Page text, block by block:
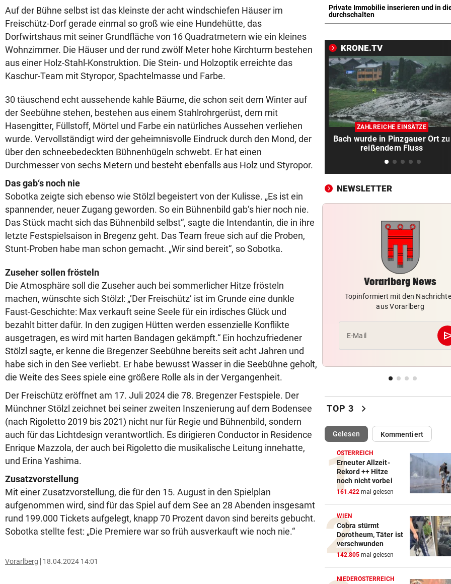
Auf der Bühne selbst ist das kleinste der acht windschiefen Häuser im
Freischütz-Dorf gerade einmal so groß wie eine Hundehütte, das
Dorfwirtshaus mit seiner Grundfläche von 16 Quadratmetern wie ein kleines
Wohnzimmer. Die Häuser und der rund zwölf Meter hohe Kirchturm bestehen
aus einer Holz-Stahl-Konstruktion. Die Stein- und Holzoptik erreichte das
Kaschur-Team mit Styropor, Spachtelmasse und Farbe.
30 täuschend echt aussehende kahle Bäume, die schon seit dem Winter auf
der Seebühne stehen, bestehen aus einem Stahlrohrgerüst, dem mit
Hasengitter, Füllstoff, Mörtel und Farbe ein natürliches Aussehen verliehen
wurde. Vervollständigt wird der geheimnisvolle Eindruck durch den Mond, der
über den schneebedeckten Bühnenhügeln schwebt. Er hat einen
Durchmesser von sechs Metern und besteht ebenfalls aus Holz und Styropor.
Das gab‘s noch nie
Sobotka zeigte sich ebenso wie Stölzl begeistert von der Kulisse. „Es ist ein
spannender, neuer Zugang geworden. So ein Bühnenbild gab‘s hier noch nie.
Das Stück macht sich das Bühnenbild selbst“, sagte die Intendantin, die in ihre
letzte Festspielsaison in Bregenz geht. Das Team freue sich auf die Proben,
Stunt-Proben habe man schon gemacht. „Wir sind bereit“, so Sobotka.
Zuseher sollen frösteln
Die Atmosphäre soll die Zuseher auch bei sommerlicher Hitze frösteln
machen, wünschte sich Stölzl: „‘Der Freischütz‘ ist im Grunde eine dunkle
Faust-Geschichte: Max verkauft seine Seele für ein irdisches Glück und
bezahlt bitter dafür. In den zugigen Hütten werden essenzielle Konflikte
ausgetragen, es wird mit harten Bandagen gekämpft.“ Ein hochzufriedener
Stölzl sagte, er kenne die Bregenzer Seebühne bereits seit acht Jahren und
habe sich in den See verliebt. Er habe bewusst Wasser in die Seebühne geholt,
die Weite des Sees spiele eine größere Rolle als in der Vergangenheit.
Der Freischütz eröffnet am 17. Juli 2024 die 78. Bregenzer Festspiele. Der
Münchner Stölzl zeichnet bei seiner zweiten Inszenierung auf dem Bodensee
(nach Rigoletto 2019 bis 2021) nicht nur für Regie und Bühnenbild, sondern
auch für das Lichtdesign verantwortlich. Es dirigieren Conductor in Residence
Enrique Mazzola, der auch bei Rigoletto die musikalische Leitung innehatte,
und Erina Yashima.
Zusatzvorstellung
Mit einer Zusatzvorstellung, die für den 15. August in den Spielplan
aufgenommen wird, sind für das Spiel auf dem See an 28 Abenden insgesamt
rund 199.000 Tickets aufgelegt, knapp 70 Prozent davon sind bereits gebucht.
Sobotka stellte fest: „Die Premiere war so früh ausverkauft wie noch nie.“
Vorarlberg 18.04.2024 14:01
ZWISCHEN HIMMEL & ERDE vor 12
Über Tattoos und die Krux
KIND UND PARTNER TOT vor
Traktor-Unglück: Mutter (36)
meldet sich zu Wort
LÄNDLE-KICKER SIEGEN vor
3:1 nach 0:1! Altach dreht
gegen WSG Tirol
BEI WOLFURTTROPHY
Lokalmatadorin und Tirol-
Youngster mit Sensation
Vorarlbergs Polizei braucht
Hilfe von außen
Nervenstarker Schwärzler
ZERÜTTETE FAMILIE vor
Stiefvater wegen Gewalt an
BREGENZER FESTSPIELE
Eine wunderbare Reise mit
Sofie von Otter
Private Immobilie inserieren und in
durchschalten
in neuem Tab öffnen
KRONE.TV
ZAHLREICHE EINSÄTZE
Bach wurde in Pinzgauer Ort zu
reißendem Fluss
NEWSLETTER
Vorarlberg News
Topinformiert mit den
aus Vorarlberg
E-Mail
TOP 3 chevron_right
Gelesen(ausgewählt)Kommentiert
ÖSTERREICH
Erneuter Allzeit-
Rekord ++ Hitze
noch nicht vorbei
161.422 mal gelesen
WIEN
Cobra stürmt
Dorotheum, Täter ist
verschwunden
142.805 mal gelesen
NIEDERÖSTERREICH